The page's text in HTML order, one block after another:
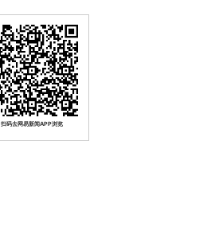
扫码去网易新闻APP浏览